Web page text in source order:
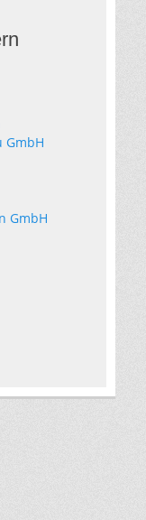
GmbH
GmbH